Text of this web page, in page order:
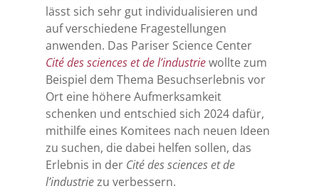
lässt sich sehr gut individualisieren und
auf verschiedene Fragestellungen
anwenden. Das Pariser Science Center
Cité des sciences et de l’industriewollte zum
Beispiel dem Thema Besuchserlebnis vor
Ort eine höhere Aufmerksamkeit
schenken und entschied sich 2024 dafür,
mithilfe eines Komitees nach neuen Ideen
zu suchen, die dabei helfen sollen, das
Erlebnis in der Cité des sciences et de
l’industriezu verbessern.